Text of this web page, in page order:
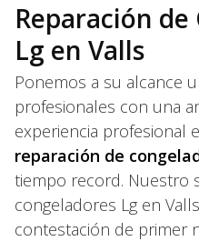
Reparación
Lg en Valls
Ponemos a su alcance
profesionales con una
experiencia profesional
reparación de
tiempo record. Nuestro
congeladores Lg en
contestación de primer